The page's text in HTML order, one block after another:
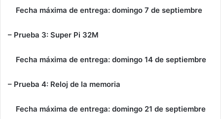
Fecha máxima de entrega: domingo 7 de septiembre
– Prueba 3: Super Pi 32M
Fecha máxima de entrega: domingo 14 de septiembre
– Prueba 4: Reloj de la memoria
Fecha máxima de entrega: domingo 21 de septiembre